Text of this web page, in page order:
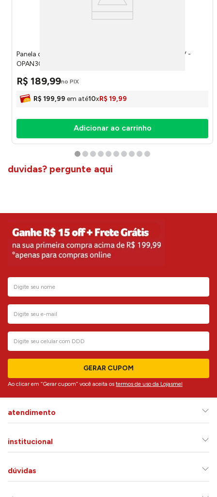
Panela de Arroz Elétrica Oster Opan306 3 Xícaras 127V -
OPAN306127
R$ 189,99no PIX
R$ 199,99 em até10xR$ 19,99
Adicionar ao carrinho
duvidas? pergunte aqui
GERAR CUPOM
Ao clicar em “Gerar cupom” você aceita os termos de uso da Lojasmel
atendimento
institucional
dúvidas